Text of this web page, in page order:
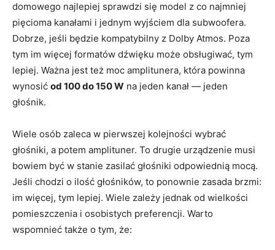
domowego najlepiej sprawdzi się model z co najmniej
pięcioma kanałami i jednym wyjściem dla subwoofera.
Dobrze, jeśli będzie kompatybilny z Dolby Atmos. Poza
tym im więcej formatów dźwięku może obsługiwać, tym
lepiej. Ważna jest też moc amplitunera, która powinna
wynosić od 100 do 150 W na jeden kanał — jeden
głośnik.
Wiele osób zaleca w pierwszej kolejności wybrać
głośniki, a potem amplituner. To drugie urządzenie musi
bowiem być w stanie zasilać głośniki odpowiednią mocą.
Jeśli chodzi o ilość głośników, to ponownie zasada brzmi:
im więcej, tym lepiej. Wiele zależy jednak od wielkości
pomieszczenia i osobistych preferencji. Warto
wspomnieć także o tym, że: